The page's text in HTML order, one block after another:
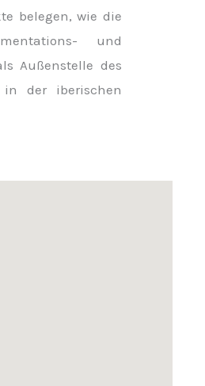
belegen, wie die
und
Außenstelle des
der iberischen